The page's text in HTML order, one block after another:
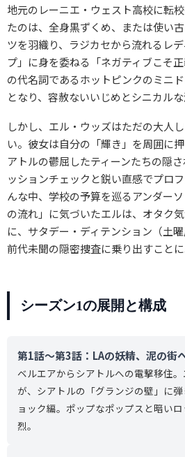
地元のレーニエ・ウェスト高校に転
たのは、全身黒ずくめ、または使い
ツを羽織り、ラジカセから流れるレ
プ」に身を委ねる「ネガティブこそ
の代名詞であるホットピンクのミニ
となり、容赦ないいじめとシニカルな
しかし、エル・ウッズはただの大人
い。彼女は自分の「輝き」を周囲に
アトルの鬱屈したティーンたちの隠
ッションチェックと鋭い直感でプロ
んな中、学校の予算を巡るアンダー
の流れ」に気づいたエルは、オタク
に、サタデー・ディテンション（土
前代未聞の隠密捜査に乗り出すことに
シーズン1の展開と構成
第1話〜第3話：LAの妖精、泥の街
ベルエアからシアトルへの電撃移住
が、シアトルの「グランジの壁」に
ョック編。ポップなポップスと暗い
烈。